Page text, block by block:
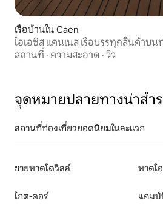
เรือบ้านใน Caen
โอเอซิส แคนเนส เรือบรรทุกสินค้าบน
สถานที่ · ความสะอาด · วิว
จุดหมายปลายทางน่าสำ
สถานที่ท่องเที่ยวยอดนิยมในละแวก
ชายหาดโดวิลล์ หาดโ
โกต-ดอร์ แคมป์